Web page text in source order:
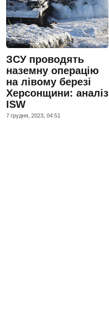
ЗСУ проводять
наземну операцію
на лівому березі
Херсонщини: аналіз
ISW
7 грудня, 2023, 04:51